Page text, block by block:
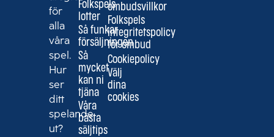
för
alla
våra
spel.
Hur
ser
ditt
spelande
ut?
Folkspels
lotter
Så funkar
försäljningen
Så
mycket
kan ni
tjäna
Våra
bästa
säljtips
ombudsvillkor
Folkspels
integritetspolicy
för ombud
Cookiepolicy
Välj
dina
cookies